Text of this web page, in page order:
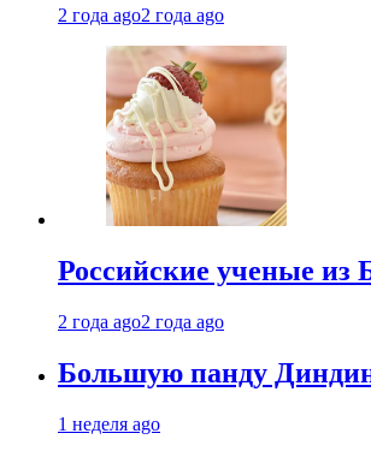
2 года ago2 года ago
Российские ученые из
2 года ago2 года ago
Большую панду
1 неделя ago